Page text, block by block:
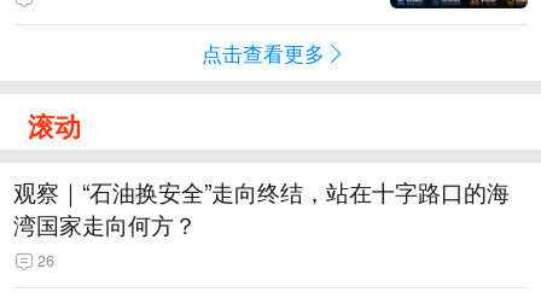
点击查看更多
滚动
观察｜“石油换安全”走向终结，站在十字路口的海
湾国家走向何方？
26